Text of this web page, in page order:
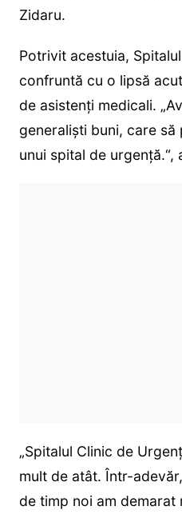
Zidaru.
Potrivit acestuia,
confruntă cu o lipsă
de asistenți medicali.
generaliști buni, care
unui spital de urgență.“,
„Spitalul Clinic de
mult de atât. Într-
de timp noi am